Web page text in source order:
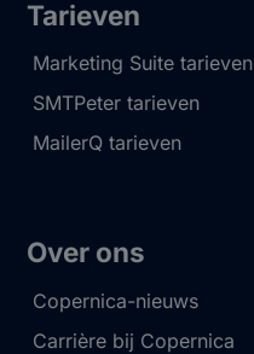
Tarieven
Marketing Suite tarieven
SMTPeter tarieven
MailerQ tarieven
Over ons
Copernica-nieuws
Carrière bij Copernica